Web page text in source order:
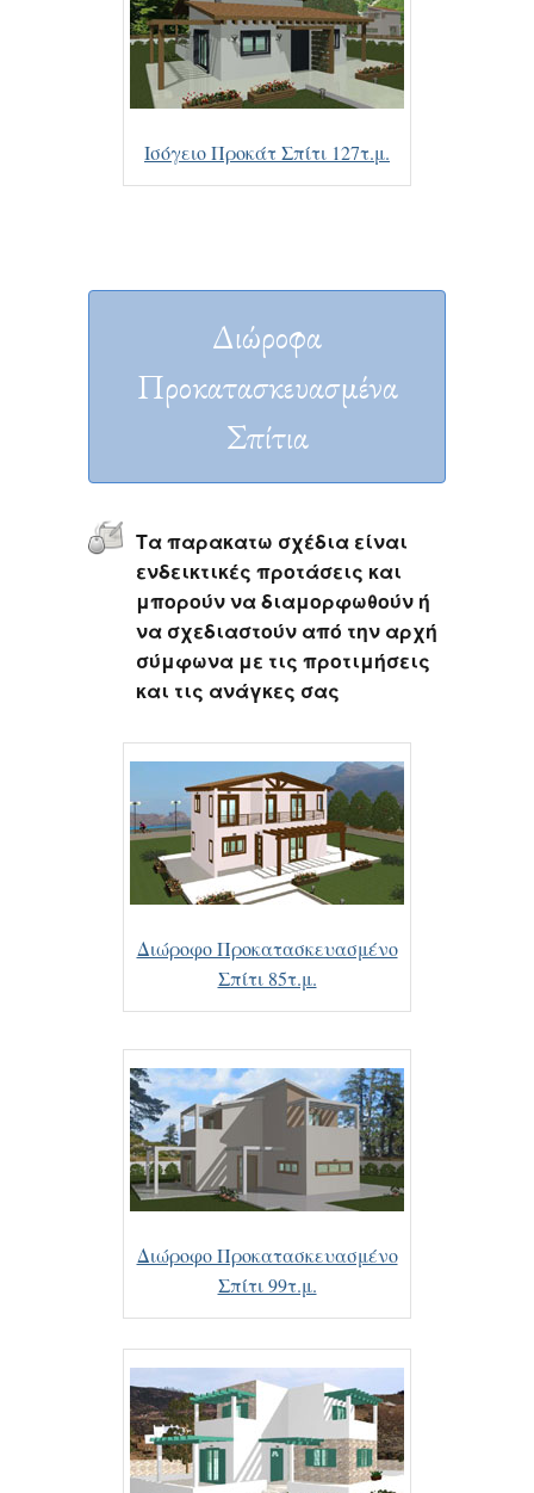
Ισόγειο Προκάτ Σπίτι 127τ.μ.
Διώροφα
Προκατασκευασμένα
Σπίτια
Τα παρακατω σχέδια είναι
ενδεικτικές προτάσεις και
μπορούν να διαμορφωθούν ή
να σχεδιαστούν από την αρχή
σύμφωνα με τις προτιμήσεις
και τις ανάγκες σας
Διώροφο Προκατασκευασμένο
Σπίτι 85τ.μ.
Διώροφο Προκατασκευασμένο
Σπίτι 99τ.μ.